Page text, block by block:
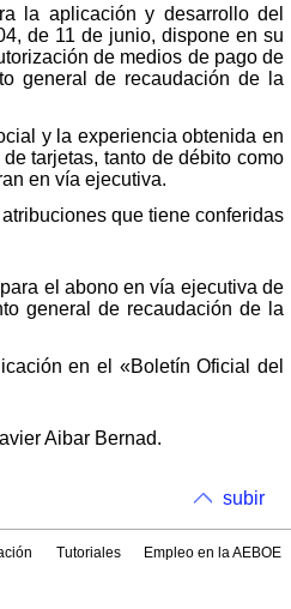
la aplicación y desarrollo del
de 11 de junio, dispone en su
de medios de pago de
general de recaudación de la
y la experiencia obtenida en
tarjetas, tanto de débito como
en vía ejecutiva.
que tiene conferidas
el abono en vía ejecutiva de
general de recaudación de la
en el «Boletín Oficial del
Aibar Bernad.
subir
Tutoriales Empleo en la AEBOE